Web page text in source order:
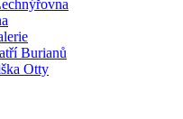
Burianů
Otty